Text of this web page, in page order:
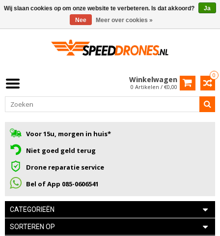
0
Winkelwagen
0 Artikelen / €0,00
Voor 15u, morgen in huis*
Niet goed geld terug
Drone reparatie service
Bel of App 085-0606541
CATEGORIEËN
SORTEREN OP
Wij slaan cookies op om onze website te verbeteren. Is dat akkoord?
Ja
Nee
Meer over cookies »